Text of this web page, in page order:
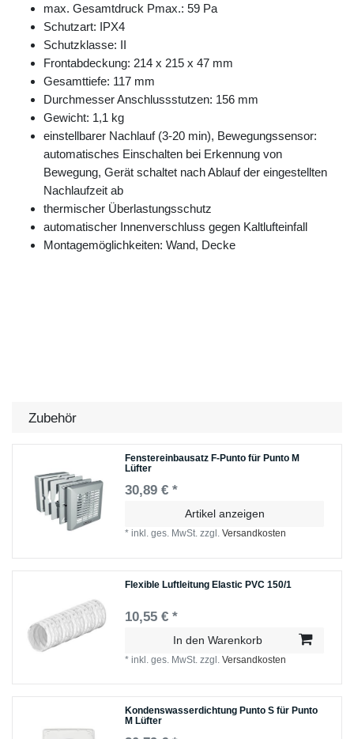
max. Gesamtdruck Pmax.: 59 Pa
Schutzart: IPX4
Schutzklasse: II
Frontabdeckung: 214 x 215 x 47 mm
Gesamttiefe: 117 mm
Durchmesser Anschlussstutzen: 156 mm
Gewicht: 1,1 kg
einstellbarer Nachlauf (3-20 min), Bewegungssensor:
automatisches Einschalten bei Erkennung von
Bewegung, Gerät schaltet nach Ablauf der eingestellten
Nachlaufzeit ab
thermischer Überlastungsschutz
automatischer Innenverschluss gegen Kaltlufteinfall
Montagemöglichkeiten: Wand, Decke
Zubehör
Fenstereinbausatz F-Punto für Punto M
Lüfter
30,89 € *
Artikel anzeigen
*inkl. ges. MwSt. zzgl.Versandkosten
Flexible Luftleitung Elastic PVC 150/1
10,55 € *
In den Warenkorb
*inkl. ges. MwSt. zzgl.Versandkosten
Kondenswasserdichtung Punto S für Punto
M Lüfter